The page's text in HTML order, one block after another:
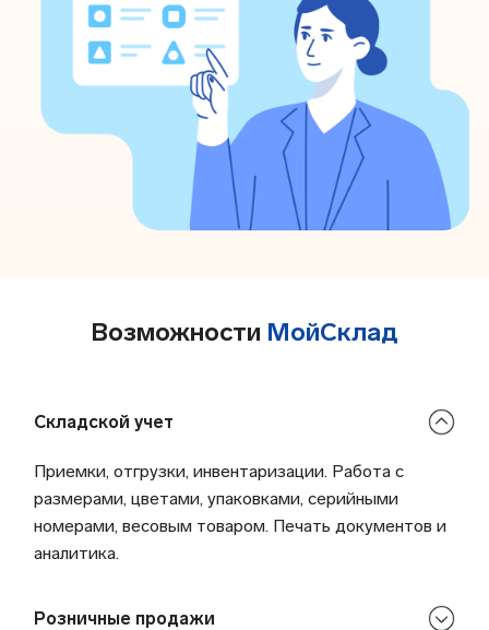
Возможности МойСклад
Складской учет
Приемки, отгрузки, инвентаризации. Работа с
размерами, цветами, упаковками, серийными
номерами, весовым товаром. Печать документов и
аналитика.
Розничные продажи